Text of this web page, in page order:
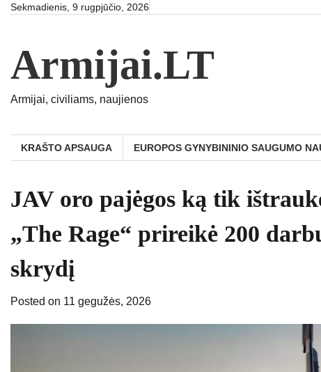
SkipSekmadienis, 9 rugpjūčio, 2026
Armijai.LT
Armijai, civiliams, naujienos
KRAŠTO APSAUGA EUROPOS GYNYBININIO SAUGUMO
JAV oro pajėgos ką tik
„The Rage“ prireikė 200
skrydį
Posted on 11 gegužės, 2026